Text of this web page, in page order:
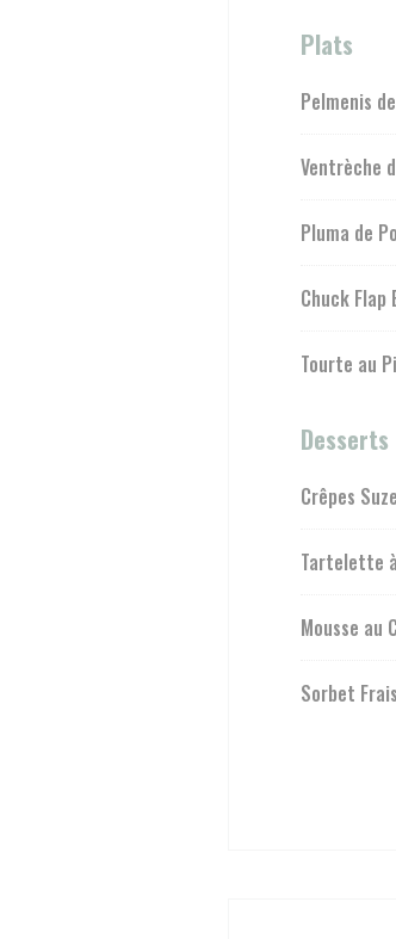
Plats
Pelmenis
Ventrèche
Pluma de
Chuck Flap
Tourte au
Desserts
Crêpes
Tartelette
Mousse au
Sorbet